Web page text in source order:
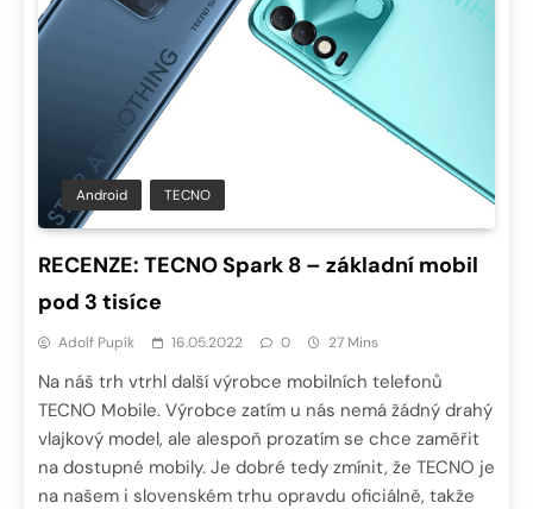
Android TECNO
RECENZE: TECNO Spark 8 – základní mobil
pod 3 tisíce
Adolf Pupík 16.05.2022 0 27 Mins
Na náš trh vtrhl další výrobce mobilních telefonů
TECNO Mobile. Výrobce zatím u nás nemá žádný drahý
vlajkový model, ale alespoň prozatím se chce zaměřit
na dostupné mobily. Je dobré tedy zmínit, že TECNO je
na našem i slovenském trhu opravdu oficiálně, takže